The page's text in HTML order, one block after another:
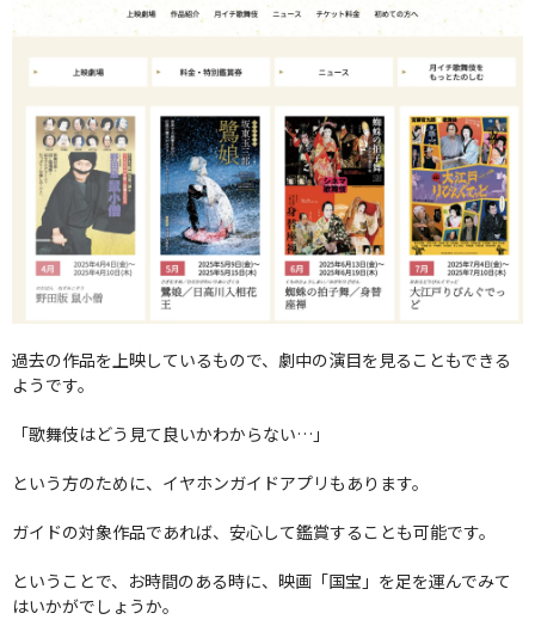
過去の作品を上映しているもので、劇中の演目を見ることもできる
ようです。
「歌舞伎はどう見て良いかわからない…」
という方のために、イヤホンガイドアプリもあります。
ガイドの対象作品であれば、安心して鑑賞することも可能です。
ということで、お時間のある時に、映画「国宝」を足を運んでみて
はいかがでしょうか。